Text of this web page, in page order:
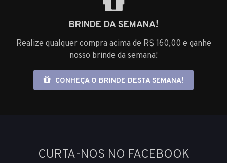
BRINDE DA SEMANA!
Realize qualquer compra acima de R$ 160,00 e ganhe
nosso brinde da semana!
CONHEÇA O BRINDE DESTA SEMANA!
CURTA-NOS NO FACEBOOK